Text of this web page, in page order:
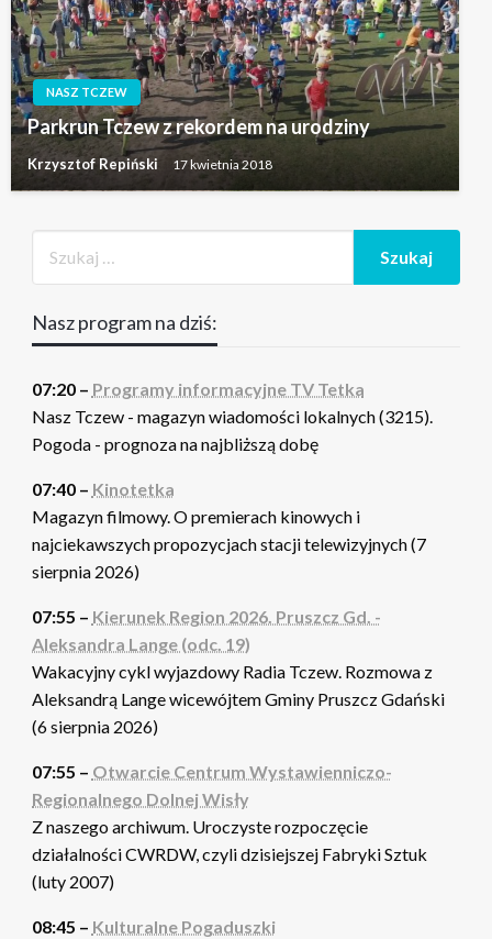
NASZ TCZEW
Parkrun Tczew z rekordem na urodziny
Krzysztof Repiński 17 kwietnia 2018
Nasz program na dziś:
07:20 – Programy informacyjne TV Tetka
Nasz Tczew - magazyn wiadomości lokalnych (3215).
Pogoda - prognoza na najbliższą dobę
07:40 – Kinotetka
Magazyn filmowy. O premierach kinowych i
najciekawszych propozycjach stacji telewizyjnych (7
sierpnia 2026)
07:55 – Kierunek Region 2026. Pruszcz Gd. -
Aleksandra Lange (odc. 19)
Wakacyjny cykl wyjazdowy Radia Tczew. Rozmowa z
Aleksandrą Lange wicewójtem Gminy Pruszcz Gdański
(6 sierpnia 2026)
07:55 – Otwarcie Centrum Wystawienniczo-
Regionalnego Dolnej Wisły
Z naszego archiwum. Uroczyste rozpoczęcie
działalności CWRDW, czyli dzisiejszej Fabryki Sztuk
(luty 2007)
08:45 – Kulturalne Pogaduszki